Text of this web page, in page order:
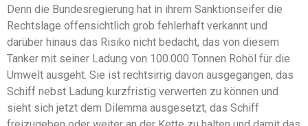
Denn die Bundesregierung hat in ihrem Sanktionseifer die
Rechtslage offensichtlich grob fehlerhaft verkannt und
darüber hinaus das Risiko nicht bedacht, das von diesem
Tanker mit seiner Ladung von 100.000 Tonnen Rohöl für die
Umwelt ausgeht. Sie ist rechtsirrig davon ausgegangen, das
Schiff nebst Ladung kurzfristig verwerten zu können und
sieht sich jetzt dem Dilemma ausgesetzt, das Schiff